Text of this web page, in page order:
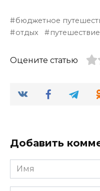
бюджетное
отдых
путешествие
Оцените статью
Добавить
Имя
*